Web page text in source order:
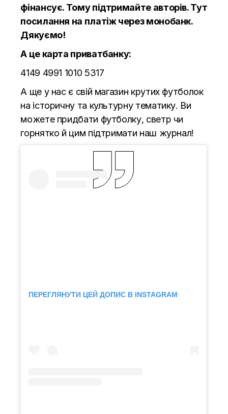
фінансує. Тому підтримайте авторів.Тут
посилання на платіж через монобанк.
Дякуємо!
А це карта приватбанку:
4149 4991 1010 5317
А ще у нас є свій магазин крутих футболок
на історичну та культурну тематику. Ви
можете придбати футболку, светр чи
горнятко й цим підтримати наш журнал!
ПЕРЕГЛЯНУТИ ЦЕЙ ДОПИС В INSTAGRAM